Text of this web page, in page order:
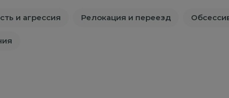
и агрессия Релокация и переезд